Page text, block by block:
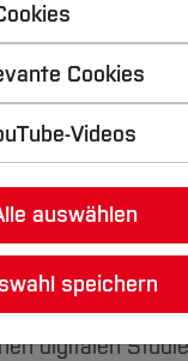
Hochschule
digitalen
Cookies
Videos
auswählen
speichern